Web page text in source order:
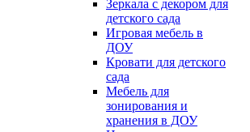
Зеркала с декором для
детского сада
Игровая мебель в
ДОУ
Кровати для детского
сада
Мебель для
зонирования и
хранения в ДОУ